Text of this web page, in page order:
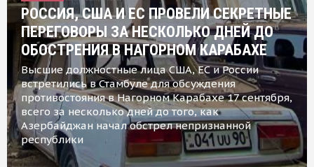
РОССИЯ, США И ЕС ПРОВЕЛИ СЕКРЕТНЫЕ
ПЕРЕГОВОРЫ ЗА НЕСКОЛЬКО ДНЕЙ ДО
ОБОСТРЕНИЯ В НАГОРНОМ КАРАБАХЕ
Высшие должностные лица США, ЕС и России
встретились в Стамбуле для обсуждения
противостояния в Нагорном Карабахе 17 сентября,
всего за несколько дней до того, как
Азербайджан начал обстрел непризнанной
республики